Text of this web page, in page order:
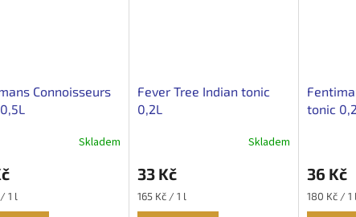
Connoisseurs
Skladem
1 l
Fever Tree Indian tonic
0,2L
Skladem
33 Kč
Měrná
cena:
165 Kč / 1 l
tonic
36 Kč
Měrná
cena:
180 Kč / 1